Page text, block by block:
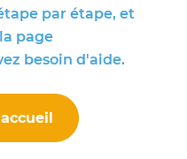
par étape, et
page
besoin d'aide.